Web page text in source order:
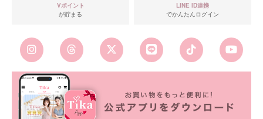
Vポイント
が貯まる
LINE ID連携
でかんたんログイン